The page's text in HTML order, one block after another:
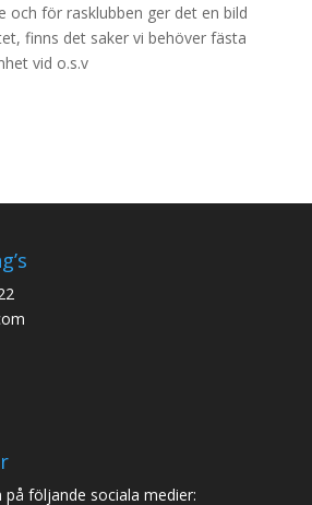
och för rasklubben ger det en bild
finns det saker vi behöver fästa
vid o.s.v
följande sociala medier: